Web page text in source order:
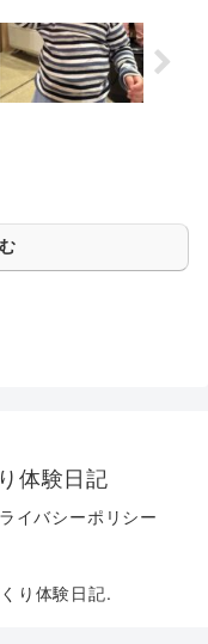
体験日記
イバシーポリシー
り体験日記.